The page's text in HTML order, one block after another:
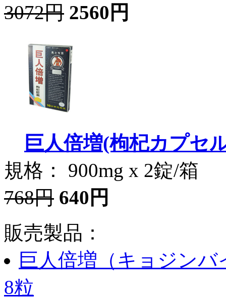
3072円 2560円
巨人倍増(枸杞カプセ
規格： 900mg x 2錠/箱
768円 640円
販売製品：
巨人倍増（キョジン
8粒